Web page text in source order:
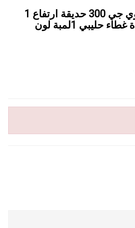
فانوس فومجالي كروي جي 300 حديقة ارتفاع 1
متر لون اسود للقاعدة غطاء حليبي 1لمبة لون